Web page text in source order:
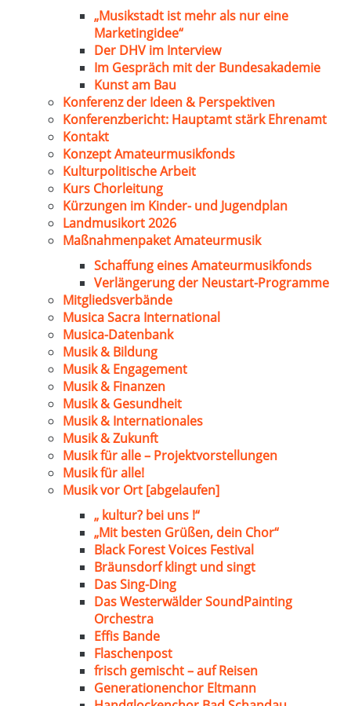
„Musikstadt ist mehr als nur eine
Marketingidee“
Der DHV im Interview
Im Gespräch mit der Bundesakademie
Kunst am Bau
Konferenz der Ideen & Perspektiven
Konferenzbericht: Hauptamt stärk Ehrenamt
Kontakt
Konzept Amateurmusikfonds
Kulturpolitische Arbeit
Kurs Chorleitung
Kürzungen im Kinder- und Jugendplan
Landmusikort 2026
Maßnahmenpaket Amateurmusik
Schaffung eines Amateurmusikfonds
Verlängerung der Neustart-Programme
Mitgliedsverbände
Musica Sacra International
Musica-Datenbank
Musik & Bildung
Musik & Engagement
Musik & Finanzen
Musik & Gesundheit
Musik & Internationales
Musik & Zukunft
Musik für alle – Projektvorstellungen
Musik für alle!
Musik vor Ort [abgelaufen]
„ kultur? bei uns !“
„Mit besten Grüßen, dein Chor“
Black Forest Voices Festival
Bräunsdorf klingt und singt
Das Sing-Ding
Das Westerwälder SoundPainting
Orchestra
Effis Bande
Flaschenpost
frisch gemischt – auf Reisen
Generationenchor Eltmann